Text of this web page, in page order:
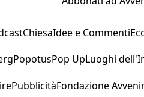
ChiesaIdee e Commenti
PopotusPop UpLuoghi
PubblicitàFondazione